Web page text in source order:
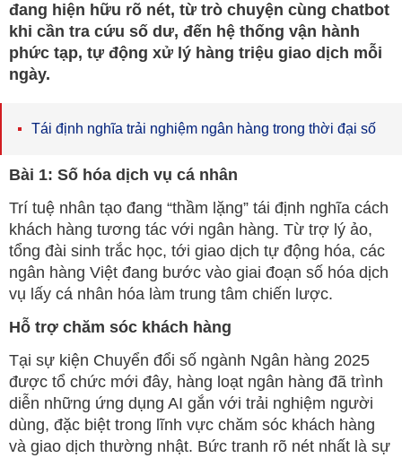
đang hiện hữu rõ nét, từ trò chuyện cùng chatbot
khi cần tra cứu số dư, đến hệ thống vận hành
phức tạp, tự động xử lý hàng triệu giao dịch mỗi
ngày.
Tái định nghĩa trải nghiệm ngân hàng trong thời đại số
Bài 1: Số hóa dịch vụ cá nhân
Trí tuệ nhân tạo đang “thầm lặng” tái định nghĩa cách
khách hàng tương tác với ngân hàng. Từ trợ lý ảo,
tổng đài sinh trắc học, tới giao dịch tự động hóa, các
ngân hàng Việt đang bước vào giai đoạn số hóa dịch
vụ lấy cá nhân hóa làm trung tâm chiến lược.
Hỗ trợ chăm sóc khách hàng
Tại sự kiện Chuyển đổi số ngành Ngân hàng 2025
được tổ chức mới đây, hàng loạt ngân hàng đã trình
diễn những ứng dụng AI gắn với trải nghiệm người
dùng, đặc biệt trong lĩnh vực chăm sóc khách hàng
và giao dịch thường nhật. Bức tranh rõ nét nhất là sự